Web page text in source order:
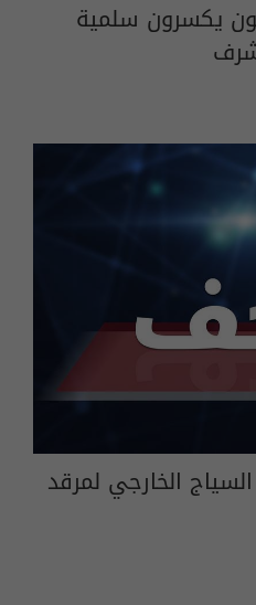
يكسرون سلمية
الخارجي لمرقد